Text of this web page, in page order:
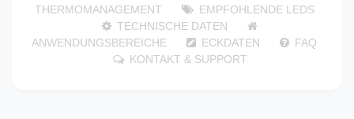
THERMOMANAGEMENT
EMPFOHLENDE LEDS
TECHNISCHE DATEN
ANWENDUNGSBEREICHE
ECKDATEN
FAQ
KONTAKT & SUPPORT